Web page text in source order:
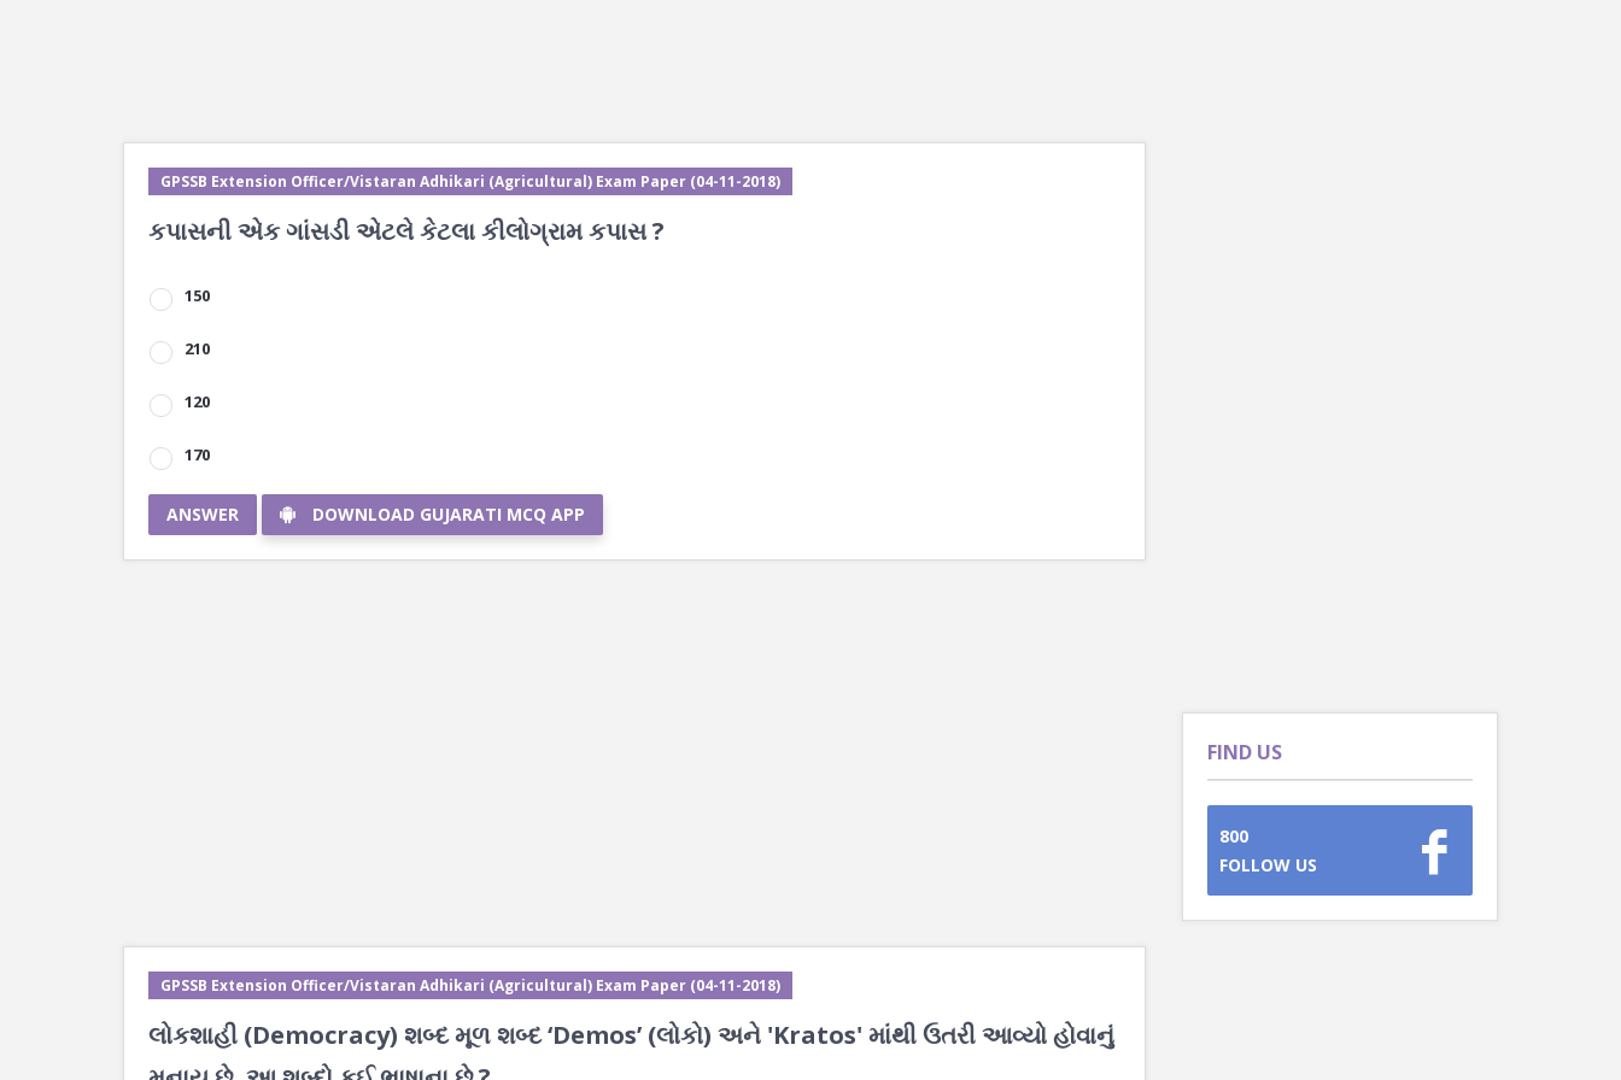
GPSSB Extension Officer/Vistaran Adhikari (Agricultural) Exam Paper (04-11-2018)
કપાસની એક ગાંસડી એટલે કેટલા કીલોગ્રામ કપાસ ?
150
210
120
170
ANSWER DOWNLOAD GUJARATI MCQ APP
GPSSB Extension Officer/Vistaran Adhikari (Agricultural) Exam Paper (04-11-2018)
લોકશાહી (Democracy) શબ્દ મૂળ શબ્દ ‘Demos’ (લોકો) અને 'Kratos' માંથી ઉતરી આવ્યો હોવાનું
FIND US
800
FOLLOW US